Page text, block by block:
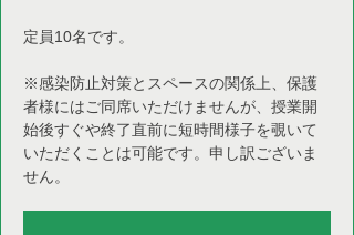
定員10名です。
※感染防止対策とスペースの関係上、保護
者様にはご同席いただけませんが、授業開
始後すぐや終了直前に短時間様子を覗いて
いただくことは可能です。申し訳ございま
せん。